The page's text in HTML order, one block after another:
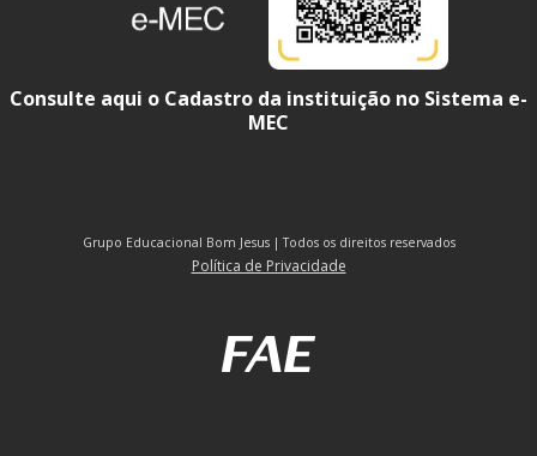
Consulte aqui o Cadastro da instituição no Sistema e-
MEC
Grupo Educacional Bom Jesus | Todos os direitos reservados
Política de Privacidade